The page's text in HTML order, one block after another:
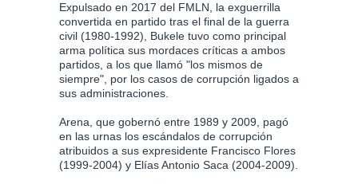
Expulsado en 2017 del FMLN, la exguerrilla
convertida en partido tras el final de la guerra
civil (1980-1992), Bukele tuvo como principal
arma política sus mordaces críticas a ambos
partidos, a los que llamó "los mismos de
siempre", por los casos de corrupción ligados a
sus administraciones.
Arena, que gobernó entre 1989 y 2009, pagó
en las urnas los escándalos de corrupción
atribuidos a sus expresidente Francisco Flores
(1999-2004) y Elías Antonio Saca (2004-2009).